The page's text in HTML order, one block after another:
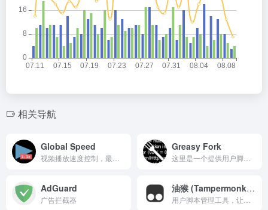
相关导航
Global Speed Greasy Fork
AdGuard
广告拦截器
油猴 (Tampermonkey)